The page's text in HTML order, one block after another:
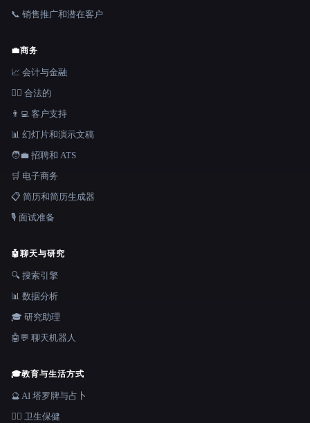
📞 销售推广和潜在客户
💼商务
📈 会计与金融
👩‍⚖️ 合法的
👨‍💻 客户支持
📊 幻灯片和演示文稿
🧑‍💼 招聘和 ATS
🛒 电子商务
📋 简历和简历生成器
🎙️ 面试准备
🤖聊天与研究
🔍 搜索引擎
📊 数据分析
🎓 研究助理
🤖💬 聊天机器人
🎓教育与生活方式
🔮 AI 塔罗牌与占卜
👩‍⚕️ 卫生保健